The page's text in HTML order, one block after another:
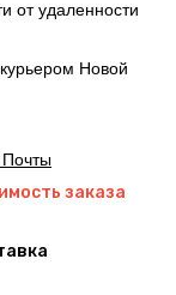
от удаленности
Новой
Почты
заказа